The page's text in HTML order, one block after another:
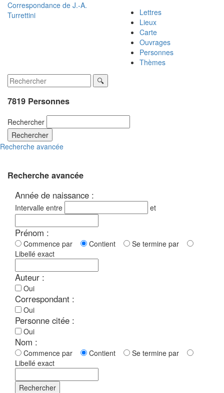
Correspondance de J.-A.
Turrettini
Lettres
Lieux
Carte
Ouvrages
Personnes
Thèmes
7819 Personnes
Rechercher
Rechercher
Recherche avancée
Recherche avancée
Année de naissance :
Intervalle entre et
Prénom :
Commence par Contient
Se termine par
Libellé exact
Auteur :
Oui
Correspondant :
Oui
Personne citée :
Oui
Nom :
Commence par Contient
Se termine par
Libellé exact
Rechercher